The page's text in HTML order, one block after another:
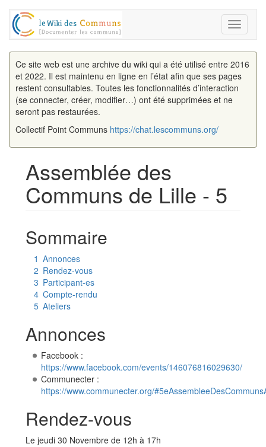
Toggle
Ce site web est une archive du wiki qui a été utilisé entre 2016
et 2022. Il est maintenu en ligne en l’état afin que ses pages
restent consultables. Toutes les fonctionnalités d’interaction
(se connecter, créer, modifier…) ont été supprimées et ne
seront pas restaurées.
Collectif Point Communs https://chat.lescommuns.org/
Assemblée des
Communs de Lille - 5
Sommaire
1 Annonces
2 Rendez-vous
3 Participant-es
4 Compte-rendu
5 Ateliers
Annonces
Facebook :
https://www.facebook.com/events/146076816029630/
Communecter :
https://www.communecter.org/
Rendez-vous
Le jeudi 30 Novembre de 12h à 17h